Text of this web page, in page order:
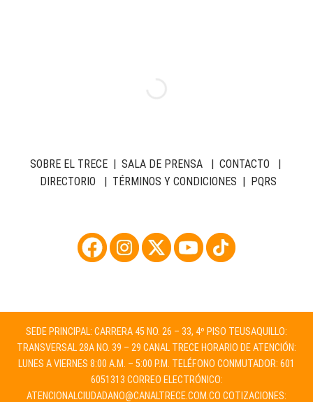
SOBRE EL TRECE| SALA DE PRENSA| CONTACTO
DIRECTORIO
TÉRMINOS Y CONDICIONES PQRS
SEDE PRINCIPAL: CARRERA 45 NO. 26 – 33, 4º PISO TEUSAQUILLO:
TRANSVERSAL 28A NO. 39 – 29 CANAL TRECE HORARIO DE ATENCIÓN:
LUNES A VIERNES 8:00 A.M. – 5:00 P.M. TELÉFONO CONMUTADOR: 601
6051313 CORREO ELECTRÓNICO:
ATENCIONALCIUDADANO@CANALTRECE.COM.CO COTIZACIONES: